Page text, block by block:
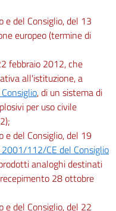
del Consiglio, del 13
europeo (termine di
febbraio 2012, che
all'istituzione, a
, di un sistema di
per uso civile
del Consiglio, del 19
112/CE del Consiglio
analoghi destinati
28 ottobre
del Consiglio, del 22